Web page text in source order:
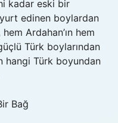
kadar eski bir
edinen boylardan
Ardahan’ın hem
Türk boylarından
hangi Türk boyundan
Bağ